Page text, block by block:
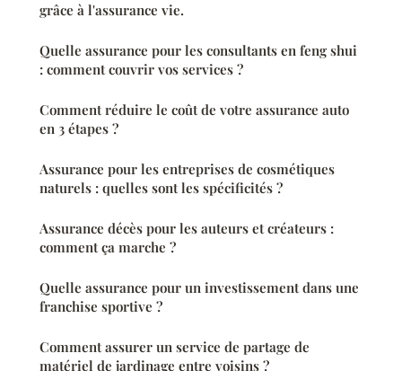
grâce à l'assurance vie.
Quelle assurance pour les consultants en feng shui
: comment couvrir vos services ?
Comment réduire le coût de votre assurance auto
en 3 étapes ?
Assurance pour les entreprises de cosmétiques
naturels : quelles sont les spécificités ?
Assurance décès pour les auteurs et créateurs :
comment ça marche ?
Quelle assurance pour un investissement dans une
franchise sportive ?
Comment assurer un service de partage de
matériel de jardinage entre voisins ?